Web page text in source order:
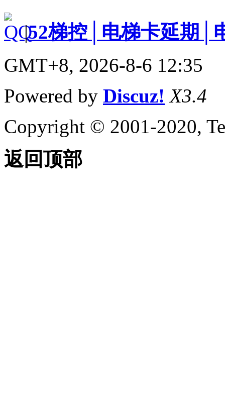
|52梯控│电梯卡延期│
GMT+8, 2026-8-6 12:35
Powered by Discuz! X3.4
Copyright © 2001-2020,
返回顶部